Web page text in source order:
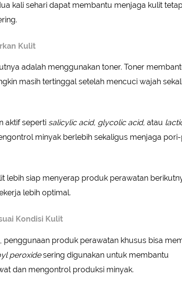
kali sehari dapat membantu menjaga kulit
Kulit
adalah menggunakan toner. Toner
masih tertinggal setelah mencuci wajah
aktif seperti salicylic acid, glycolic acid, atau
minyak berlebih sekaligus menjaga
lebih siap menyerap produk perawatan
lebih optimal.
Kondisi Kulit
penggunaan produk perawatan khusus bisa
peroxidesering digunakan untuk membantu
dan mengontrol produksi minyak.